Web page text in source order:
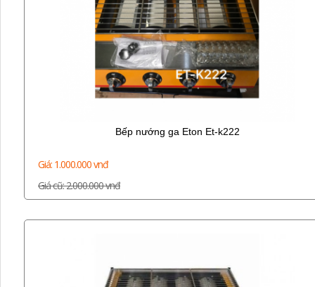
Bếp nướng ga Eton Et-k222
Giá: 1.000.000 vnđ
Giá cũ: 2.000.000 vnđ